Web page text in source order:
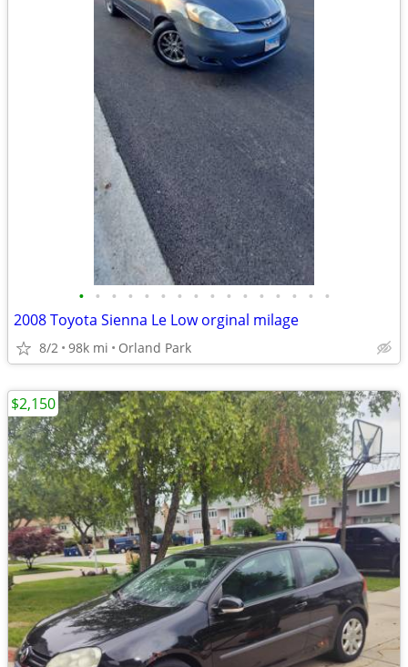
• • • • • • • • • • • • • • • •
2008 Toyota Sienna Le Low orginal milage
8/2 98k mi Orland Park
$2,150